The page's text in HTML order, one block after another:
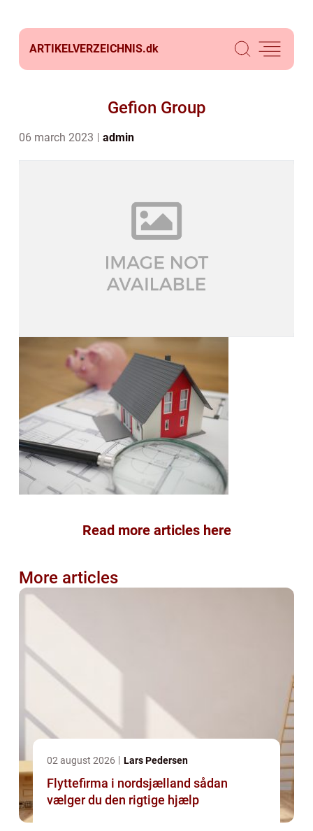
ARTIKELVERZEICHNIS.dk
Gefion Group
06 march 2023 admin
Read more articles here
More articles
02 august 2026 Lars Pedersen
Flyttefirma i nordsjælland sådan
vælger du den rigtige hjælp